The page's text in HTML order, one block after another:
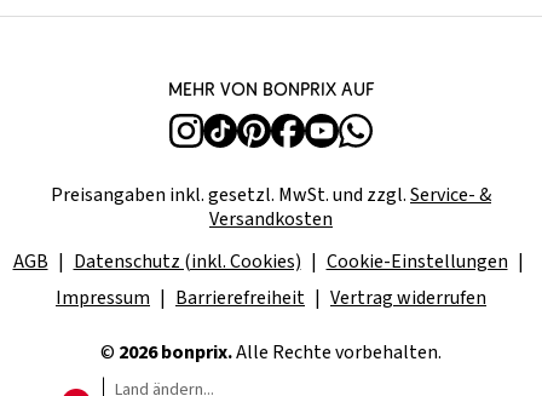
Mehr von bonprix auf
Preisangaben inkl. gesetzl. MwSt. und zzgl.Service- &
Versandkosten
AGB
Datenschutz (inkl. Cookies)
Cookie-Einstellungen
Impressum
Barrierefreiheit Vertrag widerrufen
© 2026 bonprix.Alle Rechte vorbehalten.
Land ändern...